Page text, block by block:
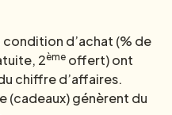
d’achat (% de
2ème offert) ont
chiffre d’affaires.
(cadeaux) génèrent du